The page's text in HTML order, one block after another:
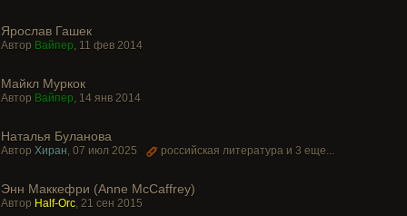
Ярослав Гашек
Автор Вайпер, 11 фев 2014
Майкл Муркок
Автор Вайпер, 14 янв 2014
Наталья Буланова
Автор Хиран, 07 июл 2025 российская литература и 3 еще...
Энн Маккефри (Anne McCaffrey)
Автор Half-Orc, 21 сен 2015